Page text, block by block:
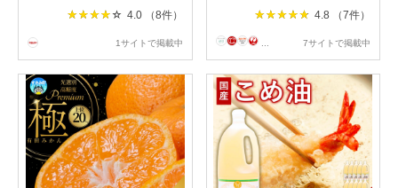
10kg【選べる容量】 サイズ
年10月上旬より順次発送予定
みかん 早生
4.0 （8件）
1サイトで掲載中
4.8 （7件）
7サイトで掲載中